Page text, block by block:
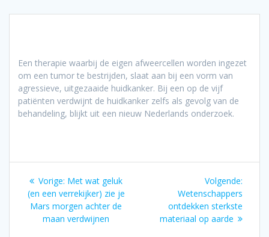
Een therapie waarbij de eigen afweercellen worden ingezet
om een tumor te bestrijden, slaat aan bij een vorm van
agressieve, uitgezaaide huidkanker. Bij een op de vijf
patiënten verdwijnt de huidkanker zelfs als gevolg van de
behandeling, blijkt uit een nieuw Nederlands onderzoek.
Bericht
navigatie
Vorige: Vorig
bericht:
Met wat geluk
(en een verrekijker) zie je
Mars morgen achter de
maan verdwijnen
Volgende:
Wetenschappers
ontdekken sterkste
materiaal op aarde